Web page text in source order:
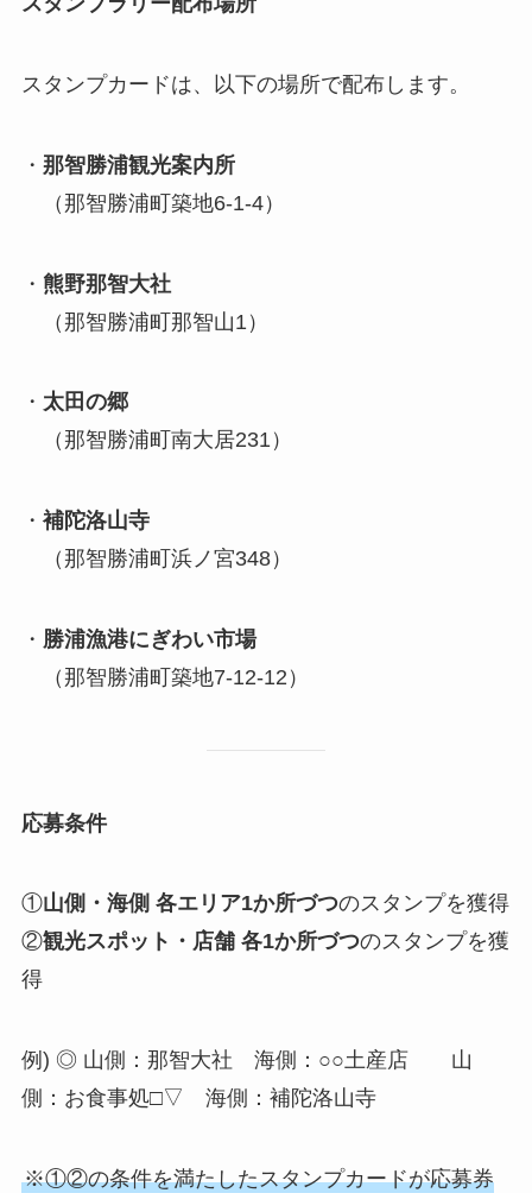
スタンプカードは、以下の場所で配布します。
・ 那智勝浦観光案内所
（那智勝浦町築地6-1-4）
・ 熊野那智大社
（那智勝浦町那智山1）
・ 太田の郷
（那智勝浦町南大居231）
・ 補陀洛山寺
（那智勝浦町浜ノ宮348）
・ 勝浦漁港にぎわい市場
（那智勝浦町築地7-12-12）
応募条件
①山側・海側 各エリア1か所づつのスタンプを獲得
②観光スポット・店舗 各1か所づつのスタンプを獲
得
例) ◎ 山側：那智大社 海側：○○土産店 山
側：お食事処□▽ 海側：補陀洛山寺
※①②の条件を満たしたスタンプカードが応募券